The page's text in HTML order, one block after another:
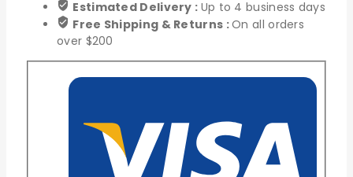
Estimated Delivery : Up to 4 business days
Free Shipping & Returns :On all orders
over $200